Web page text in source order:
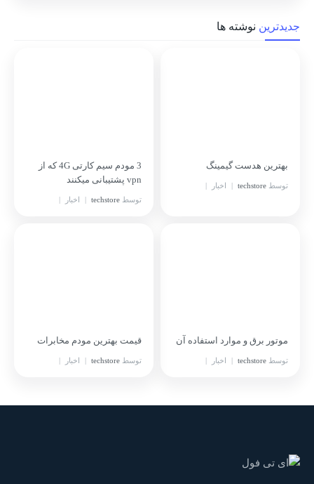
جدیدترین نوشته ها
بهترین هدست گیمینگ
توسط techstore
اخبار
3 مودم سیم کارتی 4G که از
vpn پشتیبانی میکنند
توسط techstore
اخبار
موتور برق و موارد استفاده آن
توسط techstore
اخبار
قیمت بهترین مودم مخابرات
توسط techstore
اخبار